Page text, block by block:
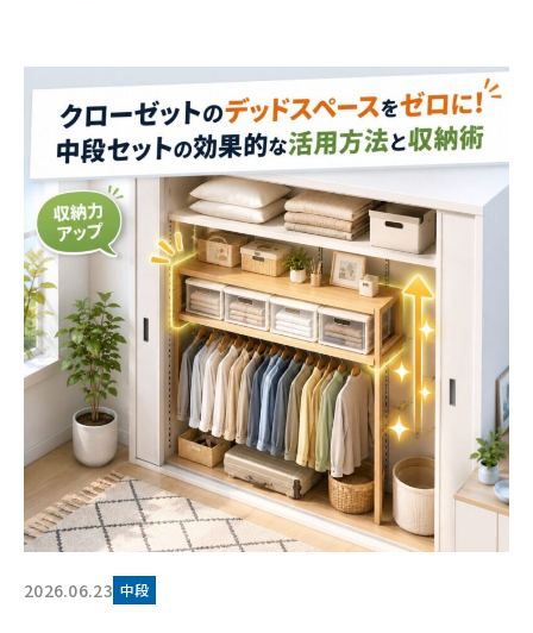
2026.06.23 中段